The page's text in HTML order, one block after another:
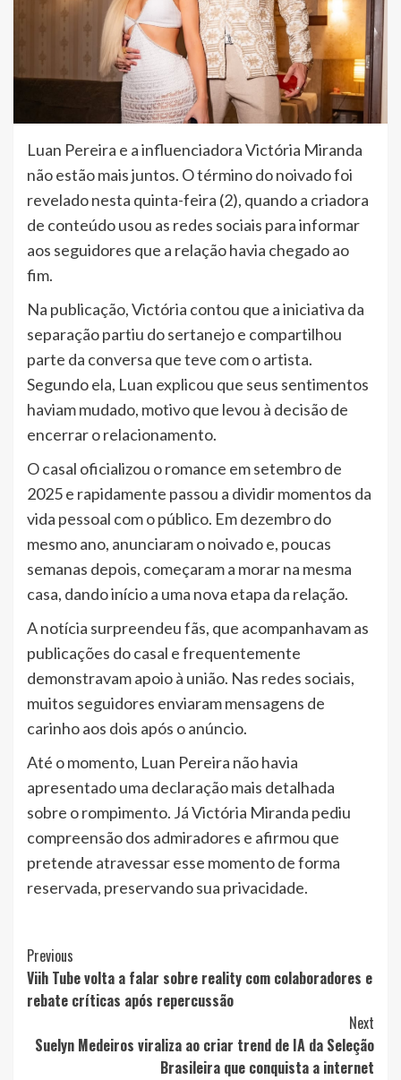
Luan Pereira e a influenciadora Victória Miranda
não estão mais juntos. O término do noivado foi
revelado nesta quinta-feira (2), quando a criadora
de conteúdo usou as redes sociais para informar
aos seguidores que a relação havia chegado ao
fim.
Na publicação, Victória contou que a iniciativa da
separação partiu do sertanejo e compartilhou
parte da conversa que teve com o artista.
Segundo ela, Luan explicou que seus sentimentos
haviam mudado, motivo que levou à decisão de
encerrar o relacionamento.
O casal oficializou o romance em setembro de
2025 e rapidamente passou a dividir momentos da
vida pessoal com o público. Em dezembro do
mesmo ano, anunciaram o noivado e, poucas
semanas depois, começaram a morar na mesma
casa, dando início a uma nova etapa da relação.
A notícia surpreendeu fãs, que acompanhavam as
publicações do casal e frequentemente
demonstravam apoio à união. Nas redes sociais,
muitos seguidores enviaram mensagens de
carinho aos dois após o anúncio.
Até o momento, Luan Pereira não havia
apresentado uma declaração mais detalhada
sobre o rompimento. Já Victória Miranda pediu
compreensão dos admiradores e afirmou que
pretende atravessar esse momento de forma
reservada, preservando sua privacidade.
Post
Navigation
Previous
Viih Tube volta a falar sobre reality com colaboradores e
rebate críticas após repercussão
Next
Suelyn Medeiros viraliza ao criar trend de IA da Seleção
Brasileira que conquista a internet